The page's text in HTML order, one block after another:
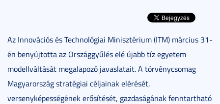
Az Innovációs és Technológiai Minisztérium (ITM) március 31-
én benyújtotta az Országgyűlés elé újabb tíz egyetem
modellváltását megalapozó javaslatait. A törvénycsomag
Magyarország stratégiai céljainak elérését,
versenyképességének erősítését, gazdaságának fenntartható